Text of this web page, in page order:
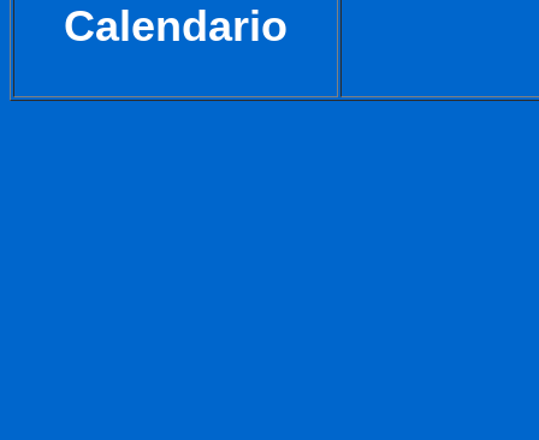
Calendario